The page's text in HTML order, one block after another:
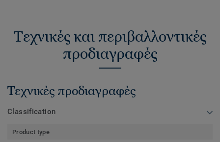
Τεχνικές και περιβαλλοντικές
προδιαγραφές
Τεχνικές προδιαγραφές
Classification
Product type